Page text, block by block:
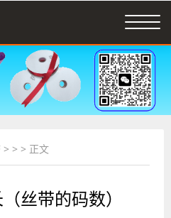
> > > 正文
丝带的码数）